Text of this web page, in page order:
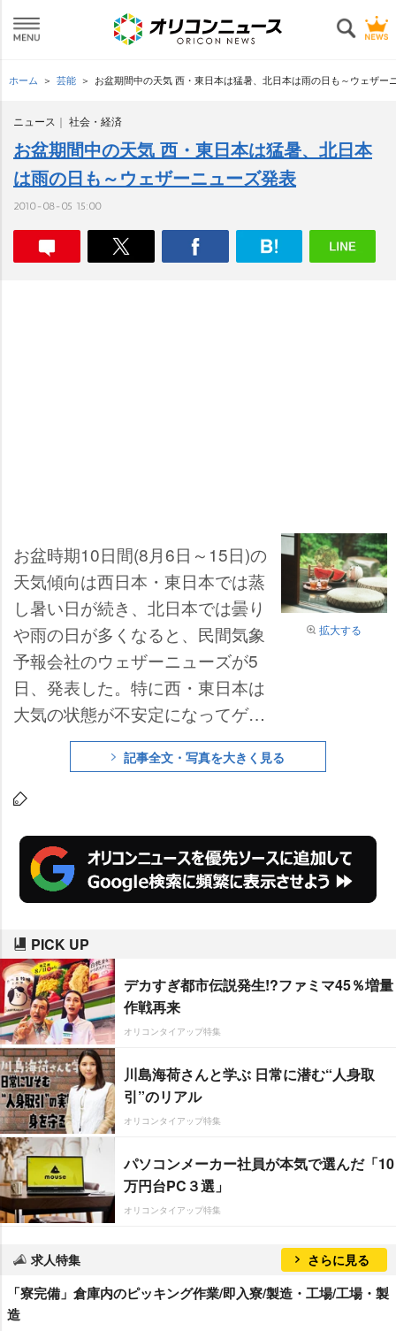
ホーム 芸能 お盆期間中の天気 西・東日本は猛暑、北日本は雨の日も～ウェザー
ニュース 社会・経済
お盆期間中の天気 西・東日本は猛暑、北日本
は雨の日も～ウェザーニューズ発表
2010-08-05 15:00
拡大する
お盆時期10日間(8月6日～15日)の
天気傾向は西日本・東日本では蒸
し暑い日が続き、北日本では曇り
雨の日が多くなると、民間気象
予報会社のウェザーニューズが5
日、発表した。特に西・東日本は
大気の状態が不安定になってゲリ
ラ雷雨が発生する可能性が高く、
同社は「レジャーの際は天気の急
変に注意が必要」としている。
記事全文・写真を大きく見る
PICK UP
デカすぎ都市伝説発生!?ファミマ45％増量
作戦再来
オリコンタイアップ特集
川島海荷さんと学ぶ 日常に潜む“人身取
引”のリアル
オリコンタイアップ特集
パソコンメーカー社員が本気で選んだ「10
万円台PC３選」
オリコンタイアップ特集
求人特集 さらに見る
「寮完備」倉庫内のピッキング作業/即入寮/製造・工場/工場・製
造